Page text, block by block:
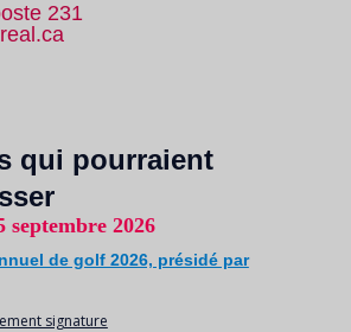
231
qui pourraient
septembre 2026
de golf 2026, présidé par
signature